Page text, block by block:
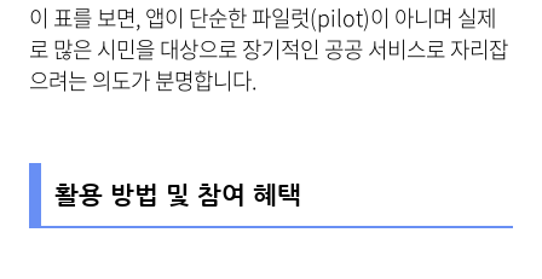
이 표를 보면, 앱이 단순한 파일럿(pilot)이 아니며 실제
로 많은 시민을 대상으로 장기적인 공공 서비스로 자리잡
으려는 의도가 분명합니다.
활용 방법 및 참여 혜택